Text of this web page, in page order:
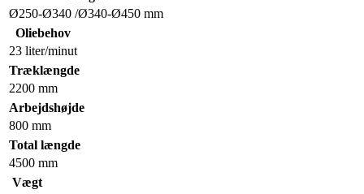
Ø250-Ø340 /Ø340-Ø450 mm
Oliebehov
23 liter/minut
Træklængde
2200 mm
Arbejdshøjde
800 mm
Total længde
4500 mm
Vægt